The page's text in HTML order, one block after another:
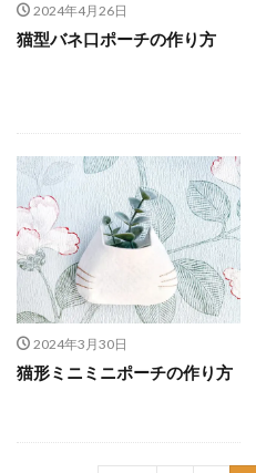
2024年4月26日
猫型バネ口ポーチの作り方
2024年3月30日
猫形ミニミニポーチの作り方